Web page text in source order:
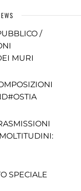
/
MURI
SPECIALE